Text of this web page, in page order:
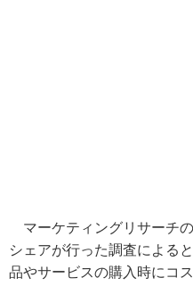
マーケティングリサーチ
シェアが行った調査による
品やサービスの購入時にコ